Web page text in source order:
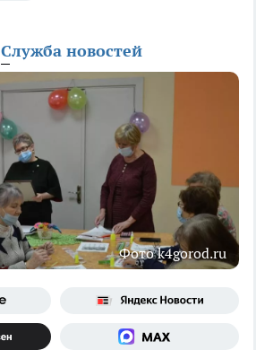
Служба новостей
Фото k4gorod.ru